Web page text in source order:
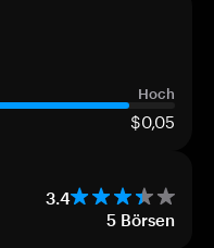
Hoch
$0,05
3.4
5 Börsen